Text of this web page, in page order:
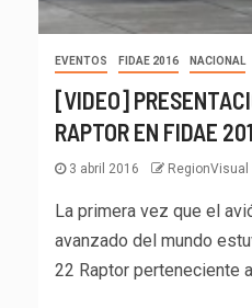
EVENTOS FIDAE 2016 NACIONAL
[VIDEO]
RAPTOR EN FIDAE
3 abril 2016 RegionVisual
La primera vez que el
avanzado del mundo
22 Raptor perteneciente